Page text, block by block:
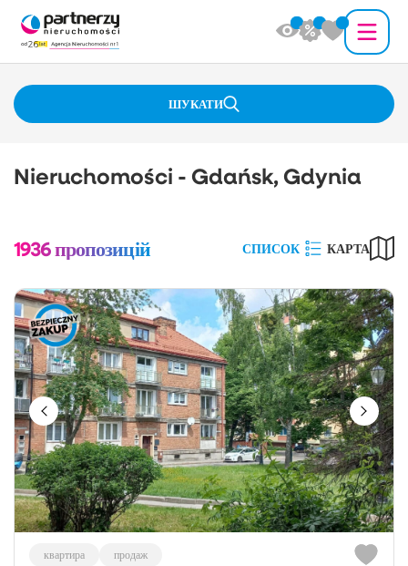
ШУКАТИ
Nieruchomości - Gdańsk, Gdynia
1936пропозицій СПИСОК КАРТА
квартира продаж